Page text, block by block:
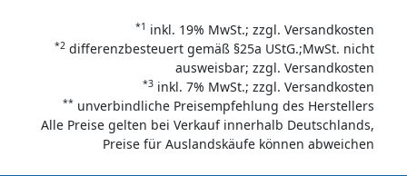
*1 inkl. 19% MwSt.; zzgl. Versandkosten
*2 differenzbesteuert gemäß §25a UStG.;MwSt. nicht
ausweisbar; zzgl. Versandkosten
*3 inkl. 7% MwSt.; zzgl. Versandkosten
** unverbindliche Preisempfehlung des Herstellers
Alle Preise gelten bei Verkauf innerhalb Deutschlands,
Preise für Auslandskäufe können abweichen